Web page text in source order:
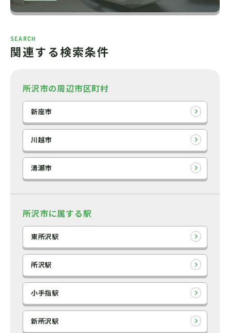
SEARCH
関連する検索条件
所沢市の周辺市区町村
新座市
川越市
清瀬市
所沢市に属する駅
東所沢駅
所沢駅
小手指駅
新所沢駅